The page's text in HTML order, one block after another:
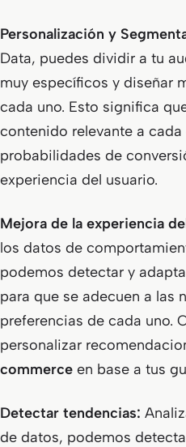
Personalización y
Data, puedes dividir a tu
muy específicos y diseñar
cada uno. Esto significa
contenido relevante a
probabilidades de
experiencia del usuario.
Mejora de la experiencia
los datos de
podemos detectar y
para que se adecuen a las
preferencias de cada uno.
personalizar
commerce en base a tus
Detectar tendencias:
de datos, podemos